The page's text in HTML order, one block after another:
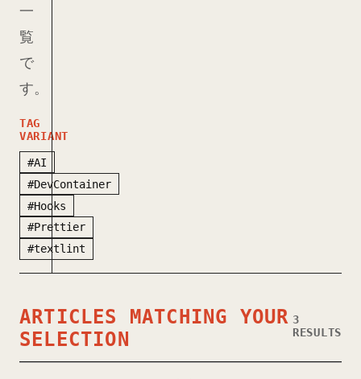
一
覧
で
す。
TAG
VARIANT
#AI
#DevContainer
#Hooks
#Prettier
#textlint
ARTICLES MATCHING YOUR
SELECTION
3
RESULTS